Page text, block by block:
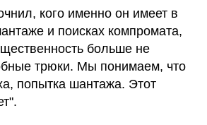
кого именно он имеет в
и поисках компромата,
больше не
трюки. Мы понимаем, что
попытка шантажа. Этот